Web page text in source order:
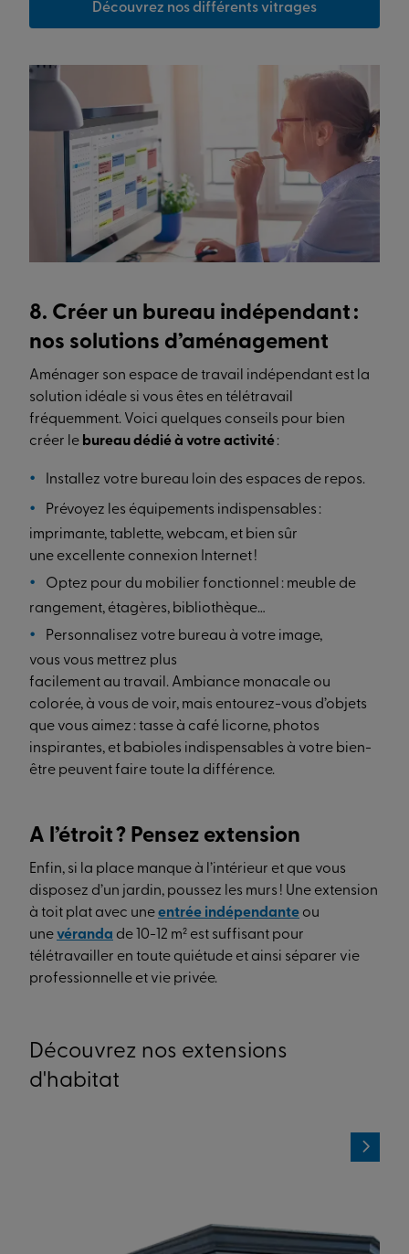
Découvrez nos différents vitrages
8. Créer un bureau indépendant :
nos solutions d’aménagement
Aménager son espace de travail indépendant est la
solution idéale si vous êtes en télétravail
fréquemment. Voici quelques conseils pour bien
créer le bureau dédié à votre activité:
Installez votre bureau loin des espaces de repos.
Prévoyez les équipements indispensables :
imprimante, tablette, webcam, et bien sûr
une excellente connexion Internet !
Optez pour du mobilier fonctionnel : meuble de
rangement, étagères, bibliothèque…
Personnalisez votre bureau à votre image,
vous vous mettrez plus
facilement au travail. Ambiance monacale ou
colorée, à vous de voir, mais entourez-vous d’objets
que vous aimez : tasse à café licorne, photos
inspirantes, et babioles indispensables à votre bien-
être peuvent faire toute la différence.
A l’étroit ? Pensez extension
Enfin, si la place manque à l’intérieur et que vous
disposez d’un jardin, poussez les murs ! Une extension
à toit plat avec uneentrée indépendante ou
unevéranda de 10-12 m² est suffisant pour
télétravailler en toute quiétude et ainsi séparer vie
professionnelle et vie privée.
Découvrez nos extensions
d'habitat